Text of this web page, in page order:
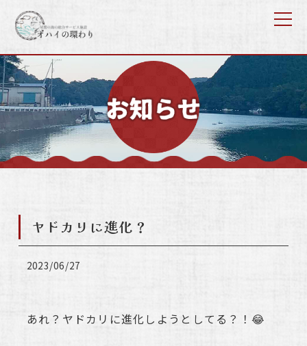
ヤドカリに進化？
2023/06/27
あれ？ヤドカリに進化しようとしてる？！😂